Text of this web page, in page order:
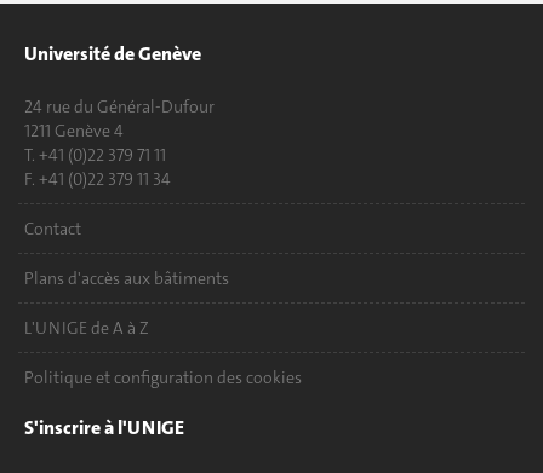
Université de Genève
24 rue du Général-Dufour
1211 Genève 4
T. +41 (0)22 379 71 11
F. +41 (0)22 379 11 34
Contact
Plans d'accès aux bâtiments
L'UNIGE de A à Z
Politique et configuration des cookies
S'inscrire à l'UNIGE